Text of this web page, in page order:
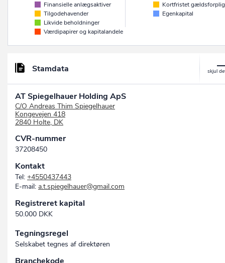
Finansielle anlægsaktiver
Tilgodehavender
Likvide beholdninger
Værdipapirer og kapitalandele
Kortfristet
Egenkapital
Stamdata
AT Spiegelhauer Holding ApS
C/O Andreas Thim Spiegelhauer
Kongevejen 418
2840 Holte, DK
CVR-nummer
37208450
Kontakt
Tel: +4550437443
E-mail: a.t.spiegelhauer@gmail.com
Registreret kapital
50.000 DKK
Tegningsregel
Selskabet tegnes af direktøren